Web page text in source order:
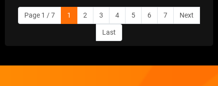
Page 1 / 7 1 2 3 4 5 6 7 Next
Last